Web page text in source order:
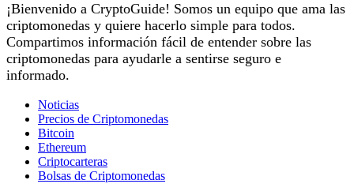
¡Bienvenido a CryptoGuide! Somos un equipo que ama las
criptomonedas y quiere hacerlo simple para todos.
Compartimos información fácil de entender sobre las
criptomonedas para ayudarle a sentirse seguro e
informado.
Noticias
Precios de Criptomonedas
Bitcoin
Ethereum
Criptocarteras
Bolsas de Criptomonedas